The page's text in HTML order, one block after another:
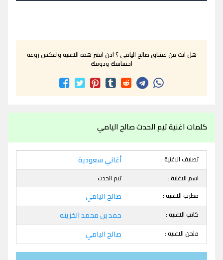
هل انت من عشاق صالح اليامي ؟ اذن انشر هذه الاغنية واعكس روعة
احساسك وذوقك
كلمات اغنية تيم الحدث صالح اليامي
تصنيف الاغنية : أغاني سعودية
اسم الاغنية :
تيم الحدث
مطرب الاغنية :
صالح اليامي
كاتب الاغنية : حمد بن محمد الخزينه
ملحن الاغنية : صالح اليامي